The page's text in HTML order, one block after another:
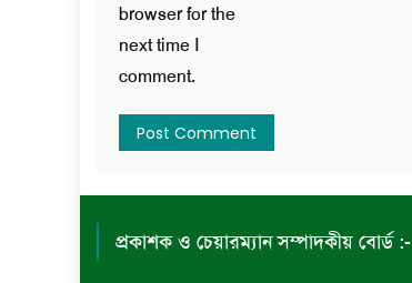
browser for the
next time I
comment.
প্রকাশক ও চেয়ারম্যান সম্পাদকীয় বোর্ড :-